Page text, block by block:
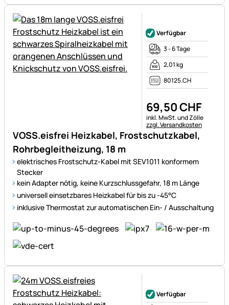
VOSS.eisfrei Heizkabel, Frostschutzkabel,
Rohrbegleitheizung, 18 m
elektrisches Frostschutz-Kabel mit SEV1011 konformem
Stecker
kein Adapter nötig, keine Kurzschlussgefahr, 18 m Länge
universell einsetzbares Heizkabel für bis zu -45°C
inklusive Thermostat zur automatischen Ein- / Ausschaltung
Verfügbar
3 - 6 Tage
2,01 kg
80125.CH
69,50CHF
Steuerhinweis:
inkl. MwSt. und Zölle
zzgl. Versandkosten
Verfügbar